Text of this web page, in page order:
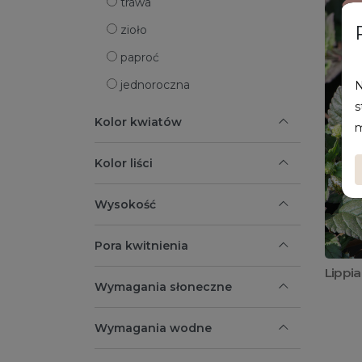
zioło
paproć
jednoroczna
Kolor kwiatów
Kolor liści
Wysokość
Pora kwitnienia
Wymagania słoneczne
Wymagania wodne